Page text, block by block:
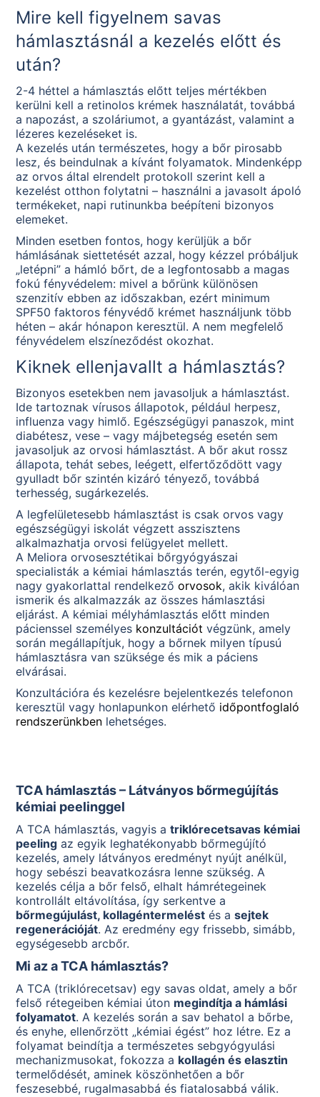
Mire kell figyelnem savas
hámlasztásnál a kezelés előtt és
után?
2-4 héttel a hámlasztás előtt teljes mértékben
kerülni kell a retinolos krémek használatát, továbbá
a napozást, a szoláriumot, a gyantázást, valamint a
lézeres kezeléseket is.
A kezelés után természetes, hogy a bőr pirosabb
lesz, és beindulnak a kívánt folyamatok. Mindenképp
az orvos által elrendelt protokoll szerint kell a
kezelést otthon folytatni – használni a javasolt ápoló
termékeket, napi rutinunkba beépíteni bizonyos
elemeket.
Minden esetben fontos, hogy kerüljük a bőr
hámlásának siettetését azzal, hogy kézzel próbáljuk
„letépni” a hámló bőrt, de a legfontosabb a magas
fokú fényvédelem: mivel a bőrünk különösen
szenzitív ebben az időszakban, ezért minimum
SPF50 faktoros fényvédő krémet használjunk több
héten – akár hónapon keresztül. A nem megfelelő
fényvédelem elszíneződést okozhat.
Kiknek ellenjavallt a hámlasztás?
Bizonyos esetekben nem javasoljuk a hámlasztást.
Ide tartoznak vírusos állapotok, például herpesz,
influenza vagy himlő. Egészségügyi panaszok, mint
diabétesz, vese – vagy májbetegség esetén sem
javasoljuk az orvosi hámlasztást. A bőr akut rossz
állapota, tehát sebes, leégett, elfertőződött vagy
gyulladt bőr szintén kizáró tényező, továbbá
terhesség, sugárkezelés.
A legfelületesebb hámlasztást is csak orvos vagy
egészségügyi iskolát végzett asszisztens
alkalmazhatja orvosi felügyelet mellett.
A Meliora orvosesztétikai bőrgyógyászai
specialisták a kémiai hámlasztás terén, egytől-egyig
nagy gyakorlattal rendelkezőorvosok, akik kiválóan
ismerik és alkalmazzák az összes hámlasztási
eljárást. A kémiai mélyhámlasztás előtt minden
pácienssel személyes konzultációt végzünk, amely
során megállapítjuk, hogy a bőrnek milyen típusú
hámlasztásra van szüksége és mik a páciens
elvárásai.
Konzultációra és kezelésre bejelentkezés telefonon
keresztül vagy honlapunkon elérhető időpontfoglaló
rendszerünkben lehetséges.
TCA hámlasztás – Látványos bőrmegújítás
kémiai peelinggel
A TCA hámlasztás, vagyis atriklórecetsavas kémiai
peeling az egyik leghatékonyabb bőrmegújító
kezelés, amely látványos eredményt nyújt anélkül,
hogy sebészi beavatkozásra lenne szükség. A
kezelés célja a bőr felső, elhalt hámrétegeinek
kontrollált eltávolítása, így serkentve a
bőrmegújulást, kollagéntermelést és asejtek
regenerációját. Az eredmény egy frissebb, simább,
egységesebb arcbőr.
Mi az a TCA hámlasztás?
A TCA (triklórecetsav) egy savas oldat, amely a bőr
felső rétegeiben kémiai úton megindítja a hámlási
folyamatot. A kezelés során a sav behatol a bőrbe,
és enyhe, ellenőrzött „kémiai égést” hoz létre. Ez a
folyamat beindítja a természetes sebgyógyulási
mechanizmusokat, fokozza a kollagén és elasztin
termelődését, aminek köszönhetően a bőr
feszesebbé, rugalmasabbá és fiatalosabbá válik.